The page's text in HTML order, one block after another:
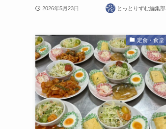
2026年5月23日 とっとりずむ編集部
定食・食堂